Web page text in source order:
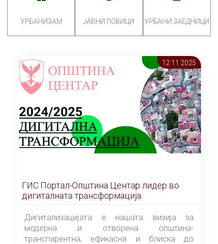
УРБАНИЗАМ ЈАВНИ ПОВИЦИ УРБАНИ ЗАЕДНИЦИ
12.11 2025
ГИС Портал-Општина Центар лидер во
дигиталната трансформација
Дигитализацијата е нашата визија за
модерна и отворена општина-
транспарентна, ефикасна и блиска до